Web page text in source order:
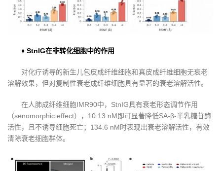
♦ StnIG在非转化细胞中的作用
对化疗诱导的新生儿包皮成纤维细胞和真皮成纤维细胞无衰老
溶解效果，但对复制性衰老成纤维细胞具有显著的衰老溶解活性。
在人肺成纤维细胞IMR90中，StnIG具有衰老形态调节作用
（senomorphic effect），10.13 nM即可显著降低SA-β-半乳糖苷酶
活性，且不诱导细胞死亡；134.6 nM时表现出衰老溶解活性，有效
清除衰老细胞群体。